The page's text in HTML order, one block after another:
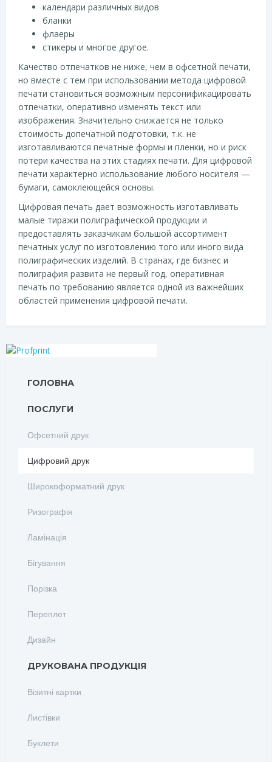
календари различных видов
бланки
флаеры
стикеры и многое другое.
Качество отпечатков не ниже, чем в офсетной печати,
но вместе с тем при использовании метода цифровой
печати становиться возможным персонификацировать
отпечатки, оперативно изменять текст или
изображения. Значительно снижается не только
стоимость допечатной подготовки, т.к. не
изготавливаются печатные формы и пленки, но и риск
потери качества на этих стадиях печати. Для цифровой
печати характерно использование любого носителя —
бумаги, самоклеющейся основы.
Цифровая печать дает возможность изготавливать
малые тиражи полиграфической продукции и
предоставлять заказчикам большой ассортимент
печатных услуг по изготовлению того или иного вида
полиграфических изделий. В странах, где бизнес и
полиграфия развита не первый год, оперативная
печать по требованию является одной из важнейших
областей применения цифровой печати.
ГОЛОВНА
ПОСЛУГИ
Офсетний друк
Цифровий друк
Широкоформатний друк
Ризографія
Ламінація
Бігування
Порізка
Переплет
Дизайн
ДРУКОВАНА ПРОДУКЦІЯ
Візитні картки
Листівки
Буклети